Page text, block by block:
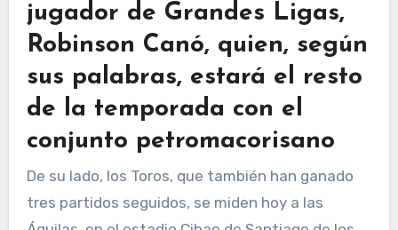
jugador de Grandes Ligas,
Robinson Canó, quien, según
sus palabras, estará el resto
de la temporada con el
conjunto petromacorisano
De su lado, los Toros, que también han ganado
tres partidos seguidos, se miden hoy a las